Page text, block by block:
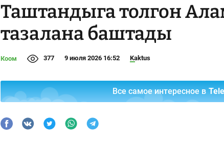
Таштандыга толгон
тазалана баштады
Коом 377 9 июля 2026 16:52 Kaktus
Все самое интересное в